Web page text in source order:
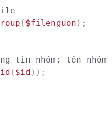
( $filenguon ) ;
tin nhóm: tên
( $id ) ) ;